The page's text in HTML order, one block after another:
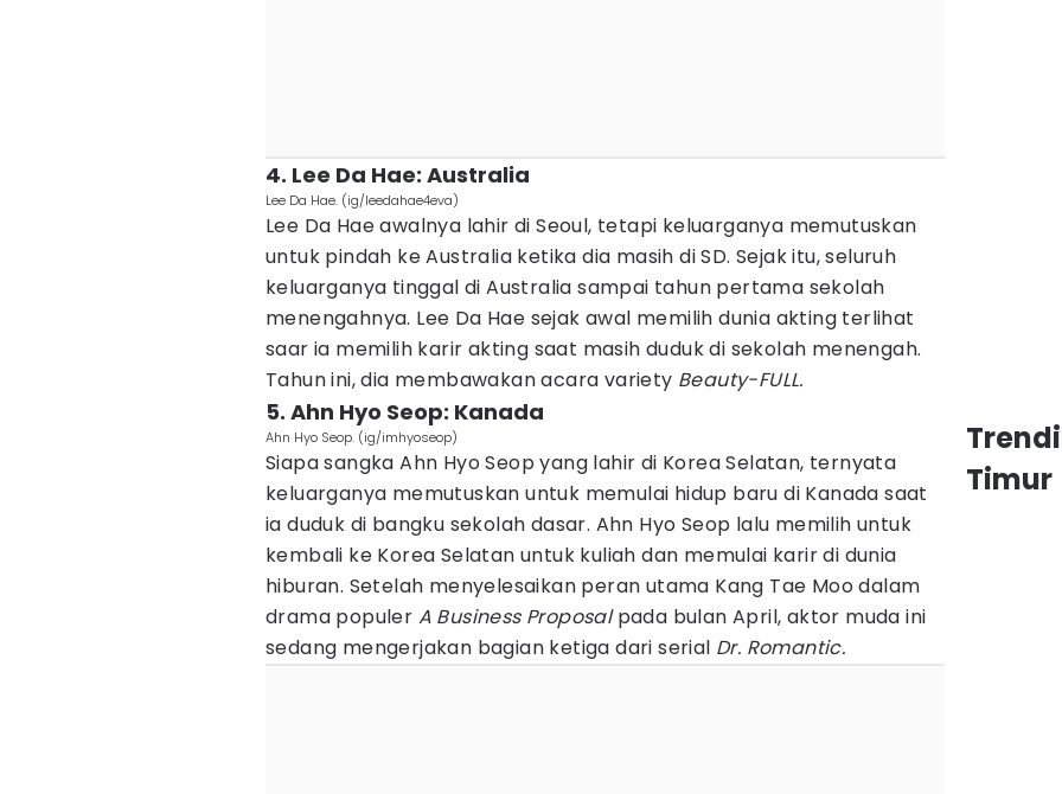
4. Lee Da Hae: Australia
Lee Da Hae. (ig/leedahae4eva)
Lee Da Hae awalnya lahir di Seoul, tetapi keluarganya memutuskan
untuk pindah ke Australia ketika dia masih di SD. Sejak itu, seluruh
keluarganya tinggal di Australia sampai tahun pertama sekolah
menengahnya. Lee Da Hae sejak awal memilih dunia akting terlihat
saar ia memilih karir akting saat masih duduk di sekolah menengah.
Tahun ini, dia membawakan acara variety Beauty-FULL.
5. Ahn Hyo Seop: Kanada
Ahn Hyo Seop. (ig/imhyoseop)
Siapa sangka Ahn Hyo Seop yang lahir di Korea Selatan, ternyata
keluarganya memutuskan untuk memulai hidup baru di Kanada saat
ia duduk di bangku sekolah dasar. Ahn Hyo Seop lalu memilih untuk
kembali ke Korea Selatan untuk kuliah dan memulai karir di dunia
hiburan. Setelah menyelesaikan peran utama Kang Tae Moo dalam
drama populer A Business Proposalpada bulan April, aktor muda ini
sedang mengerjakan bagian ketiga dari serial Dr. Romantic.
Timur